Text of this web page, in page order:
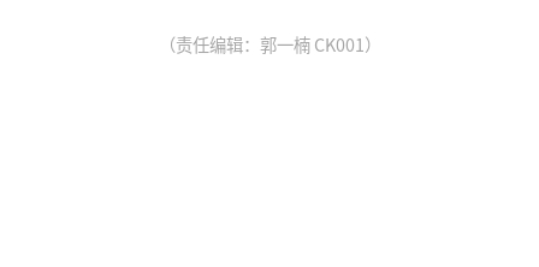
（责任编辑：郭一楠 CK001）